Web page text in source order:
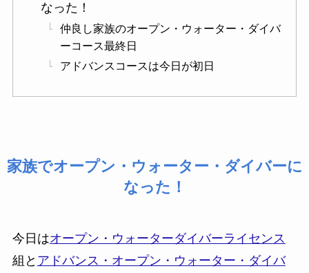
なった！
仲良し家族のオープン・ウォーター・ダイバ
ーコース最終日
アドバンスコースは今日が初日
家族でオープン・ウォーター・ダイバーに
なった！
今日はオープン・ウォーターダイバーライセンス
組と アドバンス・オープン・ウォーター・ダイバ